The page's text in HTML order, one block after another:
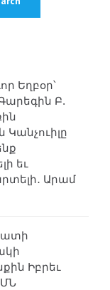
Եղբօր՝
Բ.
եւ
Արամ
Իբրեւ